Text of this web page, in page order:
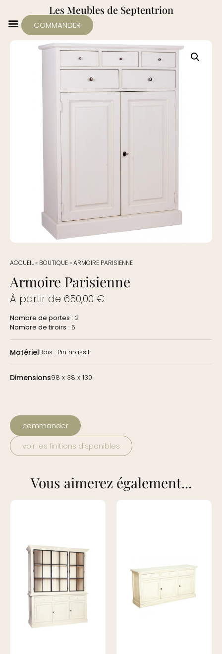
Les Meubles de Septentrion
COMMANDER
ACCUEIL» BOUTIQUE»ARMOIRE PARISIENNE
Armoire Parisienne
À partir de 650,00 €
Nombre de portes : 2
Nombre de tiroirs : 5
MatérielBois : Pin massif
Dimensions98 x 38 x 130
commander
voir les finitions disponibles
Vous aimerez également...